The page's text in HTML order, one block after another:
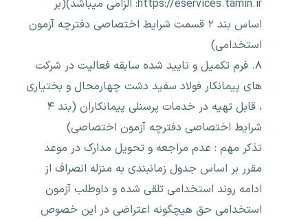
https://eservices.tamin.ir: الزامی میباشد)(بر
اساس بند ۲ قسمت شرایط اختصاصی دفترچه آزمون
استخدامی)
۸. فرم تکمیل و تایید شده سابقه فعالیت در شرکت
های پیمانکار فولاد سفید دشت چهارمحال و بختیاری
، قابل تهیه در خدمات پرسنلی پیمانکاران (بند ۴
شرایط اختصاصی دفترچه آزمون اختصاصی)
تذکر مهم : عدم مراجعه و تحویل مدارک در موعد
مقرر بر اساس جدول زمانبندی به منزله انصراف از
ادامه روند استخدامی تلقی شده و داوطلب آزمون
استخدامی حق هیچگونه اعتراضی در این خصوص